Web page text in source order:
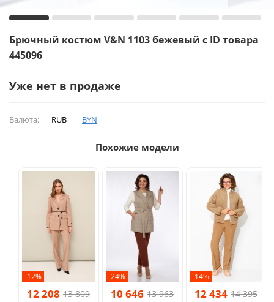
Брючный костюм V&N 1103 бежевый с ID товара
445096
Уже нет в продаже
Валюта: RUB BYN
Похожие модели
-12%
12 208 13 809
-24%
10 646 13 963
-14%
12 434 14 395